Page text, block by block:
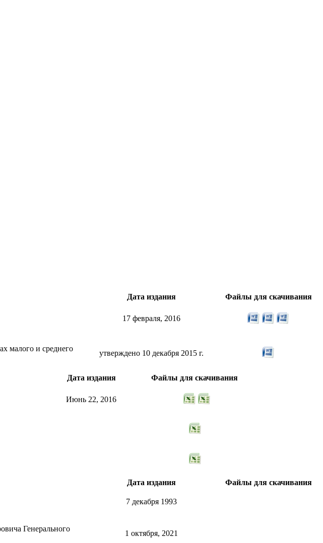
Дата издания Файлы для скачивания
17 февраля, 2016
малого и среднего
утверждено 10 декабря 2015 г.
Дата издания Файлы для скачивания
Июнь 22, 2016
Дата издания Файлы для скачивания
7 декабря 1993
Генерального
1 октября, 2021